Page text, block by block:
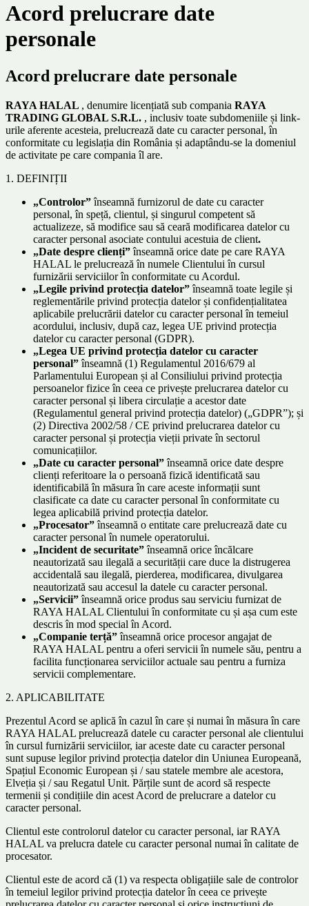
Acord prelucrare date
personale
Acord prelucrare date personale
RAYA HALAL , denumire licențiată sub compania RAYA
TRADING GLOBAL S.R.L. , inclusiv toate subdomeniile și link-
urile aferente acesteia, prelucrează date cu caracter personal, în
conformitate cu legislația din România și adaptându-se la domeniul
de activitate pe care compania îl are.
1. DEFINIȚII
„Controlor”înseamnă furnizorul de date cu caracter
personal, în speță, clientul, și singurul competent să
actualizeze, să modifice sau să ceară modificarea datelor cu
caracter personal asociate contului acestuia de client.
„Date despre clienți”înseamnă orice date pe care RAYA
HALAL le prelucrează în numele Clientului în cursul
furnizării serviciilor în conformitate cu Acordul.
„Legile privind protecția datelor”înseamnă toate legile și
reglementările privind protecția datelor și confidențialitatea
aplicabile prelucrării datelor cu caracter personal în temeiul
acordului, inclusiv, după caz, legea UE privind protecția
datelor cu caracter personal (GDPR).
„Legea UE privind protecția datelor cu caracter
personal”înseamnă (1) Regulamentul 2016/679 al
Parlamentului European și al Consiliului privind protecția
persoanelor fizice în ceea ce privește prelucrarea datelor cu
caracter personal și libera circulație a acestor date
(Regulamentul general privind protecția datelor) („GDPR”); și
(2) Directiva 2002/58 / CE privind prelucrarea datelor cu
caracter personal și protecția vieții private în sectorul
comunicațiilor.
„Date cu caracter personal”înseamnă orice date despre
clienți referitoare la o persoană fizică identificată sau
identificabilă în măsura în care aceste informații sunt
clasificate ca date cu caracter personal în conformitate cu
legea aplicabilă privind protecția datelor.
„Procesator”înseamnă o entitate care prelucrează date cu
caracter personal în numele operatorului.
„Incident de securitate”înseamnă orice încălcare
neautorizată sau ilegală a securității care duce la distrugerea
accidentală sau ilegală, pierderea, modificarea, divulgarea
neautorizată sau accesul la datele cu caracter personal.
„Servicii”înseamnă orice produs sau serviciu furnizat de
RAYA HALAL Clientului în conformitate cu și așa cum este
descris în mod special în Acord.
„Companie terță”înseamnă orice procesor angajat de
RAYA HALAL pentru a oferi servicii în numele său, pentru a
facilita funcționarea serviciilor actuale sau pentru a furniza
servicii complementare.
2. APLICABILITATE
Prezentul Acord se aplică în cazul în care și numai în măsura în care
RAYA HALAL prelucrează datele cu caracter personal ale clientului
în cursul furnizării serviciilor, iar aceste date cu caracter personal
sunt supuse legilor privind protecția datelor din Uniunea Europeană,
Spațiul Economic European și / sau statele membre ale acestora,
Elveția și / sau Regatul Unit. Părțile sunt de acord să respecte
termenii și condițiile din acest Acord de prelucrare a datelor cu
caracter personal.
Clientul este controlorul datelor cu caracter personal, iar RAYA
HALAL va prelucra datele cu caracter personal numai în calitate de
procesator.
Clientul este de acord că (1) va respecta obligațiile sale de controlor
în temeiul legilor privind protecția datelor în ceea ce privește